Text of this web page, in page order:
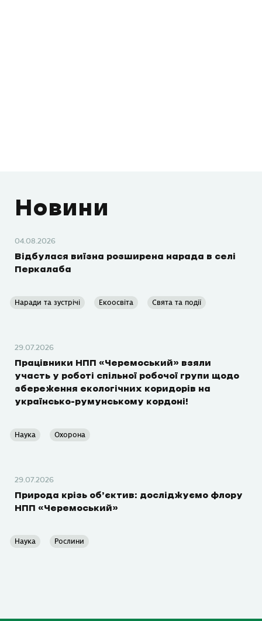
Новини
04.08.2026
Відбулася виїзна розширена нарада в селі
Перкалаба
Наради та зустрічі Екоосвіта Свята та події
29.07.2026
Працівники НПП «Черемоський» взяли
участь у роботі спільної робочої групи щодо
збереження екологічних коридорів на
українсько-румунському кордоні!
Наука Охорона
29.07.2026
Природа крізь об’єктив: досліджуємо флору
НПП «Черемоський»
Наука Рослини